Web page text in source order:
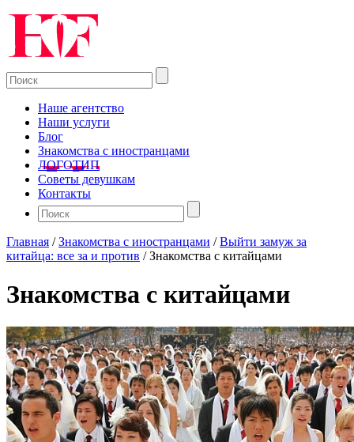
Наше агентство
Наши услуги
Блог
Знакомства с иностранцами
ЛОГОТИП
Советы девушкам
Контакты
Главная /Знакомства с иностранцами /Выйти замуж за
китайца: все за и против /Знакомства с китайцами
Знакомства с китайцами